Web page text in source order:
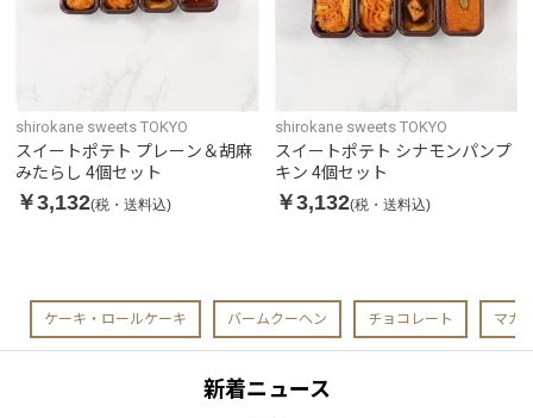
shirokane sweets TOKYO
スイートポテト プレーン＆胡麻
みたらし 4個セット
￥3,132(税・送料込)
shirokane sweets TOKYO
スイートポテト シナモンパンプ
キン 4個セット
￥3,132(税・送料込)
ケーキ・ロールケーキ バームクーヘン チョコレート マカ
新着ニュース